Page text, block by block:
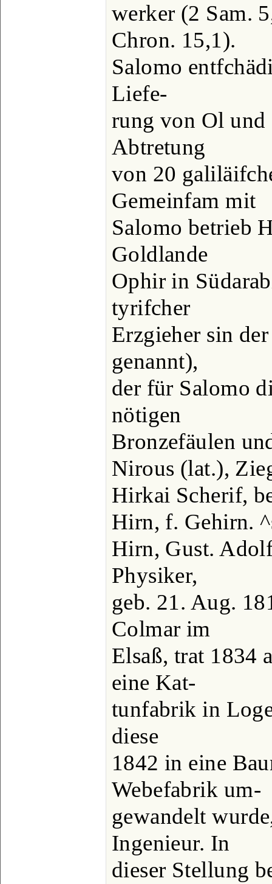
werker (2 Sam.
Chron. 15,1).
Salomo
Liefe-
rung von Ol und
Abtretung
von 20
Gemeinfam mit
Salomo betrieb
Goldlande
Ophir in
tyrifcher
Erzgieher sin
genannt),
der für Salomo
nötigen
Bronzefäulen
Nirous (lat.),
Hirkai Scherif,
Hirn, f. Gehirn.
Hirn, Gust.
Physiker,
geb. 21. Aug.
Colmar im
Elsaß, trat 1834
eine Kat-
tunfabrik in
diese
1842 in eine
Webefabrik um-
gewandelt
Ingenieur. In
dieser Stellung